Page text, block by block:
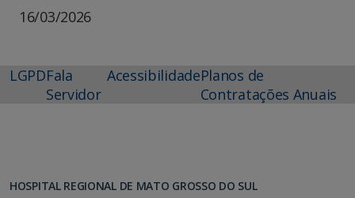
16/03/2026
LGPDFala
Servidor
AcessibilidadePlanos de
Contratações Anuais
HOSPITAL REGIONAL DE MATO GROSSO DO SUL